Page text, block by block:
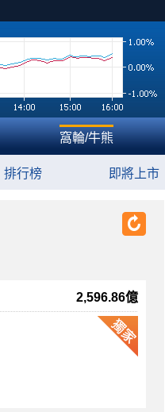
窩輪/牛熊
排行榜 即將上市
2,596.86億